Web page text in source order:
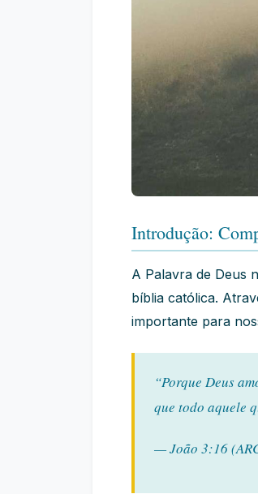
Introdução:
A Palavra de Deus
bíblia católica.
importante para
“Porque Deus
que todo aquele
— João 3:16